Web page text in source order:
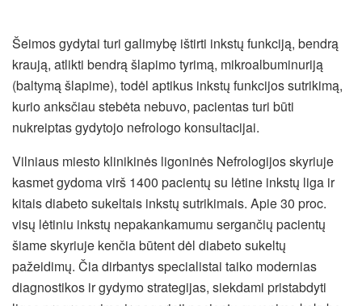
Šeimos gydytai turi galimybę ištirti inkstų funkciją, bendrą
kraują, atlikti bendrą šlapimo tyrimą, mikroalbuminuriją
(baltymą šlapime), todėl aptikus inkstų funkcijos sutrikimą,
kurio anksčiau stebėta nebuvo, pacientas turi būti
nukreiptas gydytojo nefrologo konsultacijai.
Vilniaus miesto klinikinės ligoninės Nefrologijos skyriuje
kasmet gydoma virš 1400 pacientų su lėtine inkstų liga ir
kitais diabeto sukeltais inkstų sutrikimais. Apie 30 proc.
visų lėtiniu inkstų nepakankamumu sergančių pacientų
šiame skyriuje kenčia būtent dėl diabeto sukeltų
pažeidimų. Čia dirbantys specialistai taiko modernias
diagnostikos ir gydymo strategijas, siekdami pristabdyti